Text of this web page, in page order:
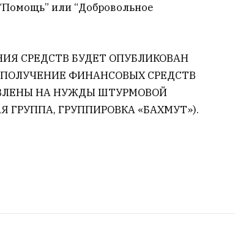
или “Добровольное
СРЕДСТВ БУДЕТ ОПУБЛИКОВАН
ФИНАНСОВЫХ СРЕДСТВ
НА НУЖДЫ ШТУРМОВОЙ
ГРУППА, ГРУППИРОВКА «БАХМУТ»).